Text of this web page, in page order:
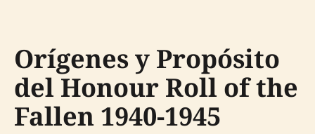
Orígenes y Propósito
del Honour Roll of the
Fallen 1940-1945